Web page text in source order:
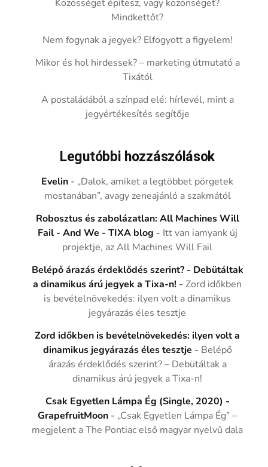
Közösséget építesz, vagy közönséget?
Mindkettőt?
Nem fogynak a jegyek? Elfogyott a figyelem!
Mikor és hol hirdessek? – marketing útmutató a
Tixától
A postaládából a színpad elé: hírlevél, mint a
jegyértékesítés segítője
Legutóbbi hozzászólások
Evelin - „Dalok, amiket a legtöbbet pörgetek
mostanában”, avagy zeneajánló a szakmától
Robosztus és zabolázatlan: All Machines Will
Fail - And We - TIXA blog - Itt van iamyank új
projektje, az All Machines Will Fail
Belépő árazás érdeklődés szerint? - Debütáltak
a dinamikus árú jegyek a Tixa-n! -Zord időkben
is bevételnövekedés: ilyen volt a dinamikus
jegyárazás éles tesztje
Zord időkben is bevételnövekedés: ilyen volt a
dinamikus jegyárazás éles tesztje - Belépő
árazás érdeklődés szerint? – Debütáltak a
dinamikus árú jegyek a Tixa-n!
Csak Egyetlen Lámpa Ég (Single, 2020) -
GrapefruitMoon - „Csak Egyetlen Lámpa Ég” –
megjelent a The Pontiac első magyar nyelvű dala